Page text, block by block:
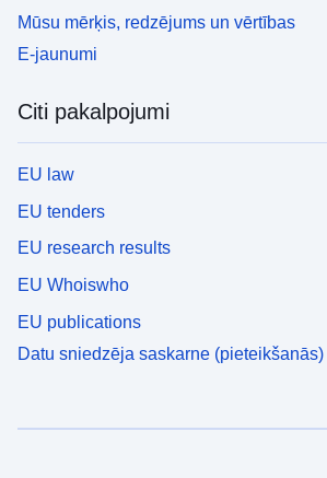
Mūsu mērķis, redzējums un vērtības
E-jaunumi
Citi pakalpojumi
EU law
EU tenders
EU research results
EU Whoiswho
EU publications
Datu sniedzēja saskarne (pieteikšanās)